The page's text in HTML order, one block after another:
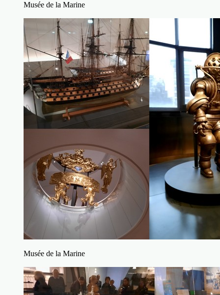
Musée de la Marine
Musée de la Marine